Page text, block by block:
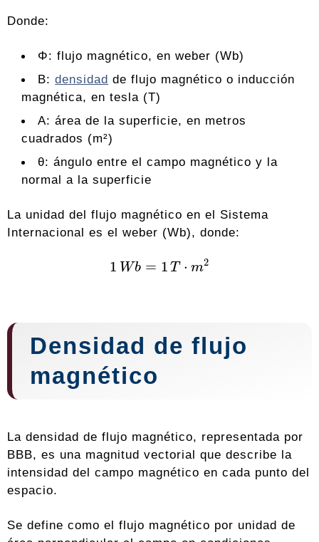
Donde:
Φ: flujo magnético, en weber (Wb)
B:densidad de flujo magnético o inducción
magnética, en tesla (T)
A: área de la superficie, en metros
cuadrados (m²)
θ: ángulo entre el campo magnético y la
normal a la superficie
La unidad del flujo magnético en el Sistema
Internacional es el weber (Wb), donde:
1W 1 T⋅ 2
Densidad de flujo
magnético
La densidad de flujo magnético, representada por
BBB, es una magnitud vectorial que describe la
intensidad del campo magnético en cada punto del
espacio.
Se define como el flujo magnético por unidad de